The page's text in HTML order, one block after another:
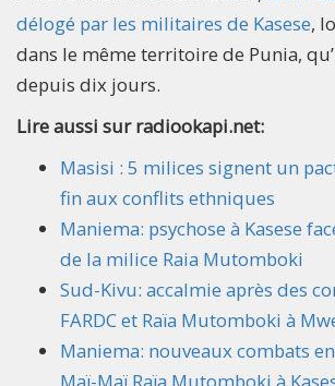
délogé par les militaires de Kasese,
dans le même territoire de Punia,
depuis dix jours.
Lire aussi sur radiookapi.net:
Masisi : 5 milices signent un
fin aux conflits ethniques
Maniema: psychose à Kasese
de la milice Raia Mutomboki
Sud-Kivu: accalmie après des
FARDC et Raïa Mutomboki à
Maniema: nouveaux combats